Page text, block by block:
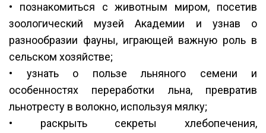
• познакомиться с животным миром, посетив
зоологический музей Академии и узнав о
разнообразии фауны, играющей важную роль в
сельском хозяйстве;
• узнать о пользе льняного семени и
особенностях переработки льна, превратив
льнотресту в волокно, используя мялку;
• раскрыть секреты хлебопечения,